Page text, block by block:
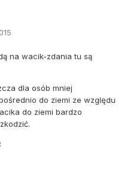
na wacik-zdania tu są
dla osób mniej
do ziemi ze względu
do ziemi bardzo